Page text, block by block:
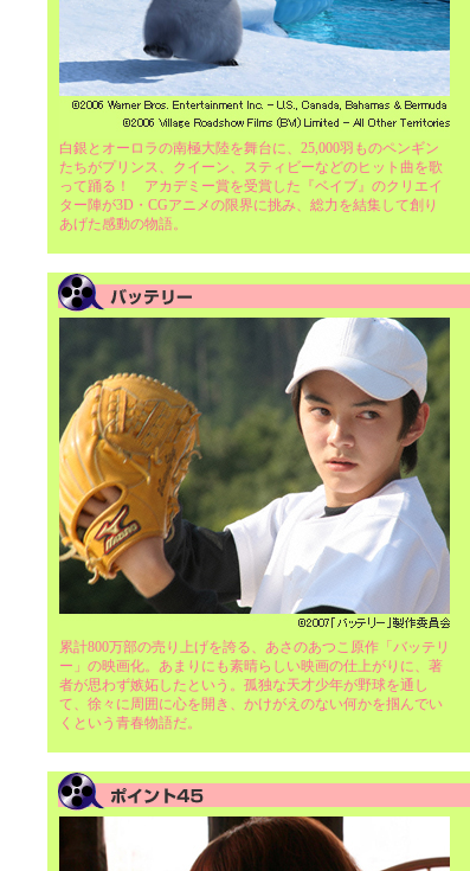
白銀とオーロラの南極大陸を舞台に、25,000羽ものペンギン
たちがプリンス、クイーン、スティビーなどのヒット曲を歌
って踊る！ アカデミー賞を受賞した『ベイブ』のクリエイ
ター陣が3D・CGアニメの限界に挑み、総力を結集して創り
あげた感動の物語。
累計800万部の売り上げを誇る、あさのあつこ原作「バッテリ
ー」の映画化。あまりにも素晴らしい映画の仕上がりに、著
者が思わず嫉妬したという。孤独な天才少年が野球を通し
て、徐々に周囲に心を開き、かけがえのない何かを掴んでい
くという青春物語だ。